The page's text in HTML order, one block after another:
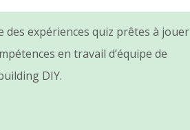
des expériences quiz prêtes à jouer
en travail d’équipe de
DIY.